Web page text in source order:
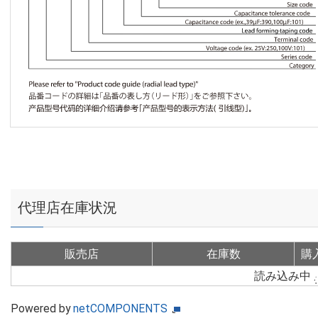
代理店在庫状況
販売店 在庫数
購
読み込み中
Powered bynetCOMPONENTS